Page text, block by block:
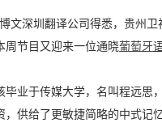
文深圳翻译公司得悉，贵州
周节目又迎来一位通晓葡萄牙
毕业于传媒大学，名叫程远思
供给了更敏捷简略的中式记